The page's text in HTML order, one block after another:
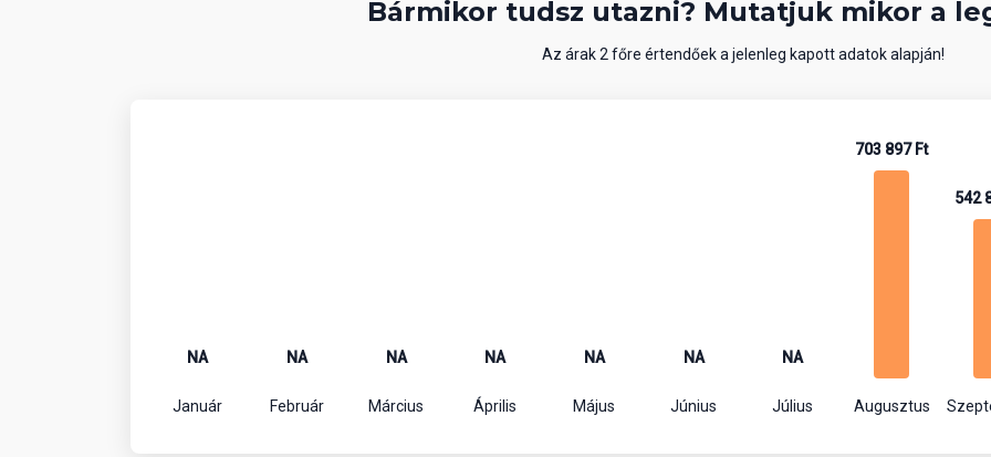
Bármikor tudsz utazni? Mutatjuk mikor a
Az árak 2 főre értendőek a jelenleg kapott adatok alapján!
NA
Január
NA
Február
NA
Március
NA
Április
NA
Május
NA
Június
NA
Július
703 897 Ft
Augusztus
542